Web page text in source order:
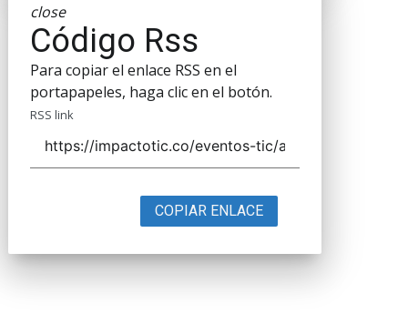
close
Código Rss
Para copiar el enlace RSS en el
portapapeles, haga clic en el botón.
RSS link
COPIAR ENLACE